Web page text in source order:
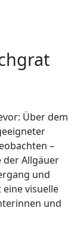
Über dem
–
der Allgäuer
und
visuelle
und